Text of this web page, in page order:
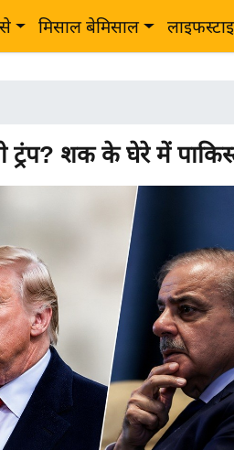
मिसाल बेमिसाल
ट्रंप? शक के घेरे में